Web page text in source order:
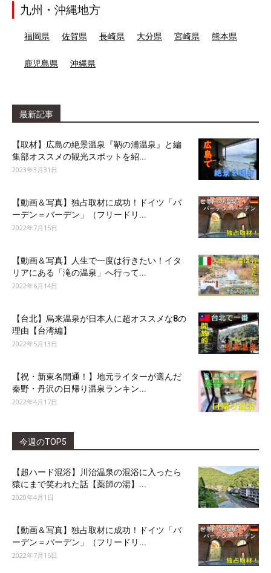
九州・沖縄地方
福岡県 佐賀県 長崎県 大分県 宮崎県 熊本県
鹿児島県 沖縄県
最新記事
【取材】広島の絶景温泉『鞆の浦温泉』と編
集部オススメの観光スポットを紹...
2023年3月31日
【動画＆写真】独占取材に成功！ドイツ「バ
ーデン＝バーデン」（フリードリ...
2022年7月15日
【動画＆写真】人生で一度は行きたい！イタ
リアにある「滝の温泉」へ行って...
2022年6月14日
【台北】烏来温泉が日本人に超オススメな8の
理由【台湾編】
2022年5月13日
【祝・新東名開通！】地元ライターが選んだ
秦野・丹沢の日帰り温泉ランキン...
2022年4月17日
今週のTOP5
【超ハード混浴】川治温泉の混浴に入ったら
猿にまで笑われた話【薬師の湯】...
2020年4月1日
【動画＆写真】独占取材に成功！ドイツ「バ
ーデン＝バーデン」（フリードリ...
2022年7月15日